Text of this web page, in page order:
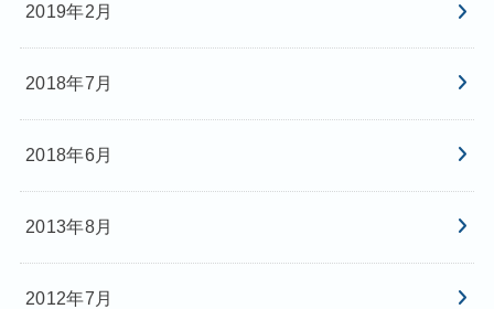
2019年2月
2018年7月
2018年6月
2013年8月
2012年7月